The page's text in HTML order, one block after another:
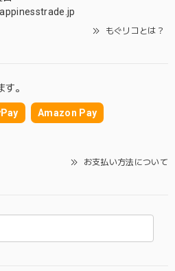
もぐリコとは？
。
Amazon Pay
お支払い方法について